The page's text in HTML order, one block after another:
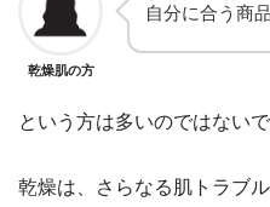
乾燥肌の方
自分に合う商
という方は多いのではない
乾燥は、さらなる肌トラブ